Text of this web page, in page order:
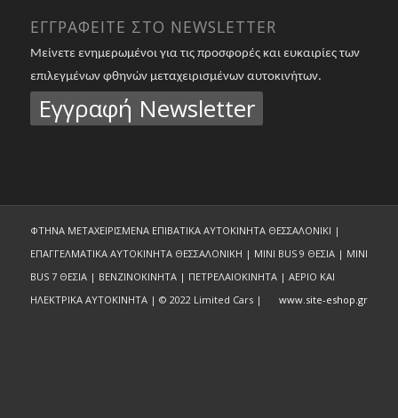
ΕΓΓΡΑΦΕΙΤΕ ΣΤΟ NEWSLETTER
Μείνετε ενημερωμένοι για τις προσφορές και ευκαιρίες των
επιλεγμένων φθηνών μεταχειρισμένων αυτοκινήτων.
Εγγραφή Newsletter
ΦΤΗΝΑ ΜΕΤΑΧΕΙΡΙΣΜΕΝΑ ΕΠΙΒΑΤΙΚΑ ΑΥΤΟΚΙΝΗΤΑ ΘΕΣΣΑΛΟΝΙΚΙ |
ΕΠΑΓΓΕΛΜΑΤΙΚΑ ΑΥΤΟΚΙΝΗΤΑ ΘΕΣΣΑΛΟΝΙΚΗ | MINI BUS 9 ΘΕΣΙΑ | MINI
BUS 7 ΘΕΣΙΑ | ΒΕΝΖΙΝΟΚΙΝΗΤΑ | ΠΕΤΡΕΛΑΙΟΚΙΝΗΤΑ | ΑΕΡΙΟ ΚΑΙ
ΗΛΕΚΤΡΙΚΑ ΑΥΤΟΚΙΝΗΤΑ | © 2022 Limited Cars |
www.site-eshop.gr